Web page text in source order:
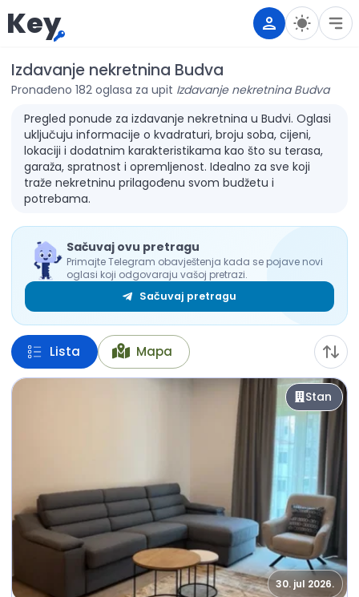
Key
Izdavanje nekretnina Budva
Pronađeno 182 oglasa za upit Izdavanje nekretnina Budva
Pregled ponude za izdavanje nekretnina u Budvi. Oglasi
uključuju informacije o kvadraturi, broju soba, cijeni,
lokaciji i dodatnim karakteristikama kao što su terasa,
garaža, spratnost i opremljenost. Idealno za sve koji
traže nekretninu prilagođenu svom budžetu i
potrebama.
Sačuvaj ovu pretragu
Primajte Telegram obavještenja kada se pojave novi
oglasi koji odgovaraju vašoj pretrazi.
Sačuvaj pretragu
Lista Mapa
Stan
30. jul 2026.